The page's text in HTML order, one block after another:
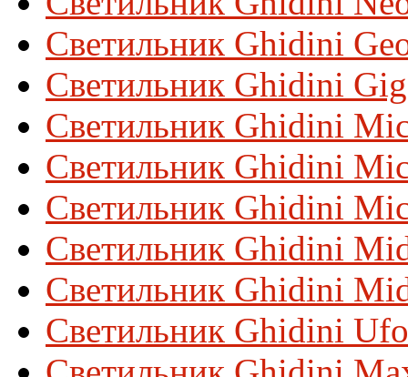
Светильник Ghidini
Светильник Ghidini
Светильник Ghidini
Светильник Ghidini
Светильник Ghidini
Светильник Ghidini
Светильник Ghidini
Светильник Ghidini Ufo